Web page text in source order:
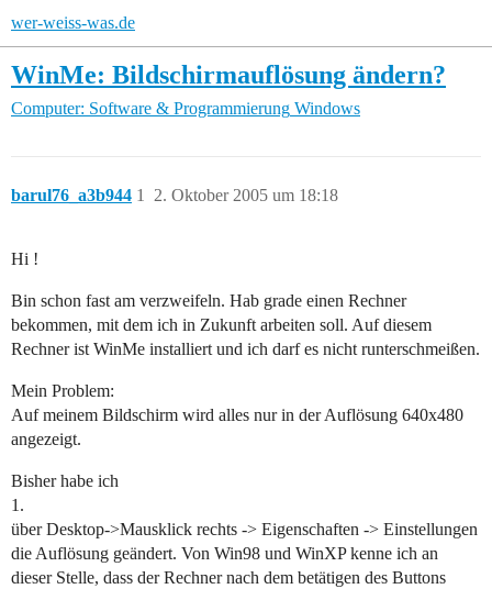
wer-weiss-was.de
WinMe: Bildschirmauflösung ändern?
Computer: Software & Programmierung Windows
barul76_a3b944 2. Oktober 2005 um 18:18
1
Hi !
Bin schon fast am verzweifeln. Hab grade einen Rechner
bekommen, mit dem ich in Zukunft arbeiten soll. Auf diesem
Rechner ist WinMe installiert und ich darf es nicht runterschmeißen.
Mein Problem:
Auf meinem Bildschirm wird alles nur in der Auflösung 640x480
angezeigt.
Bisher habe ich
1.
über Desktop->Mausklick rechts -> Eigenschaften -> Einstellungen
die Auflösung geändert. Von Win98 und WinXP kenne ich an
dieser Stelle, dass der Rechner nach dem betätigen des Buttons